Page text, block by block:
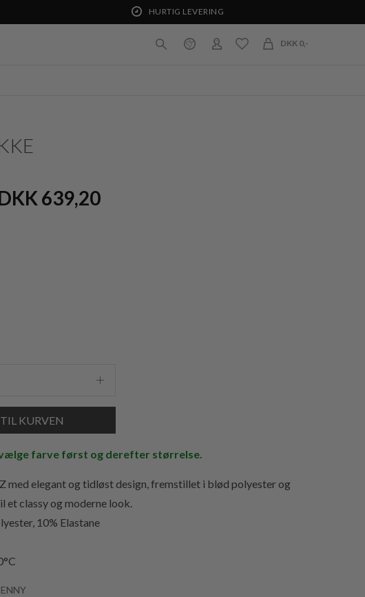
HURTIG LEVERING
DKK 0,-
639,20
vælge farve først og derefter størrelse.
med elegant og tidløst design, fremstillet i blød polyester og
et classy og moderne look.
10% Elastane